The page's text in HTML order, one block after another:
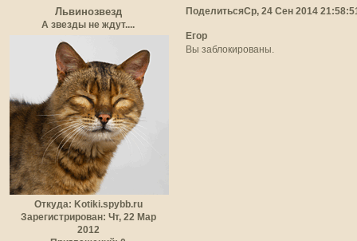
ПоделитьсяСр, 24 Сен 2014
Львинозвезд
А звезды не ждут....
Откуда: Kotiki.spybb.ru
Зарегистрирован: Чт, 22 Мар
2012
Егор
Вы заблокированы.